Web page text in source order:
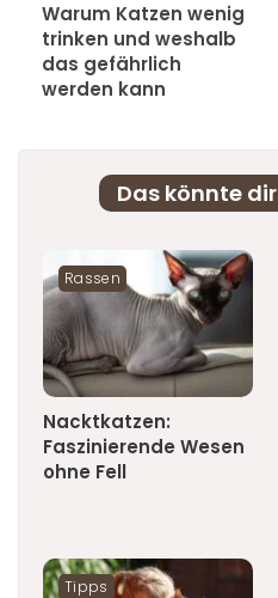
Warum Katzen wenig
trinken und weshalb
das gefährlich
werden kann
Das könnte dir
Rassen
Nacktkatzen:
Faszinierende Wesen
ohne Fell
Tipps